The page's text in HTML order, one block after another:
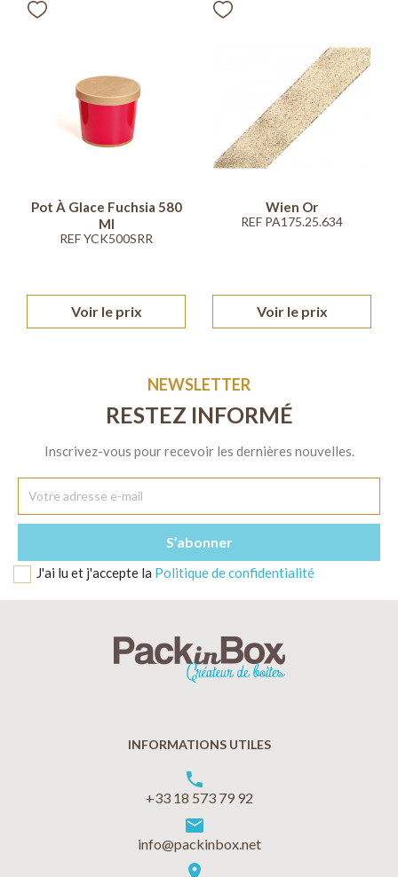
Pot À Glace Fuchsia 580
Ml
REF YCK500SRR
Voir le prix
Wien Or
REF PA175.25.634
Voir le prix
NEWSLETTER
RESTEZ INFORMÉ
Inscrivez-vous pour recevoir les dernières nouvelles.
J'ai lu et j'accepte la Politique de confidentialité
INFORMATIONS UTILES
phone
+33 18 573 79 92
markunread
info@packinbox.net
location_on